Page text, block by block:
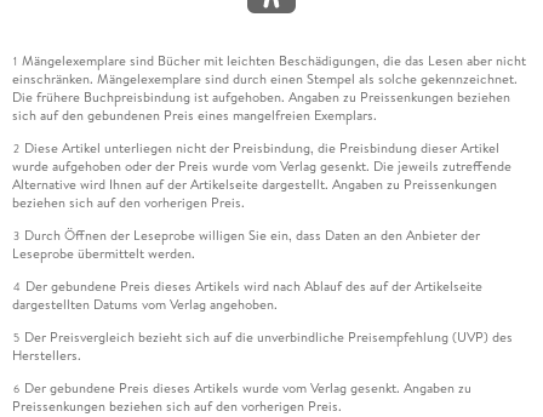
1 Mängelexemplare sind Bücher mit leichten Beschädigungen, die das Lesen aber nicht
einschränken. Mängelexemplare sind durch einen Stempel als solche gekennzeichnet.
Die frühere Buchpreisbindung ist aufgehoben. Angaben zu Preissenkungen beziehen
sich auf den gebundenen Preis eines mangelfreien Exemplars.
2 Diese Artikel unterliegen nicht der Preisbindung, die Preisbindung dieser Artikel
wurde aufgehoben oder der Preis wurde vom Verlag gesenkt. Die jeweils zutreffende
Alternative wird Ihnen auf der Artikelseite dargestellt. Angaben zu Preissenkungen
beziehen sich auf den vorherigen Preis.
3 Durch Öffnen der Leseprobe willigen Sie ein, dass Daten an den Anbieter der
Leseprobe übermittelt werden.
4 Der gebundene Preis dieses Artikels wird nach Ablauf des auf der Artikelseite
dargestellten Datums vom Verlag angehoben.
5 Der Preisvergleich bezieht sich auf die unverbindliche Preisempfehlung (UVP) des
Herstellers.
6 Der gebundene Preis dieses Artikels wurde vom Verlag gesenkt. Angaben zu
Preissenkungen beziehen sich auf den vorherigen Preis.